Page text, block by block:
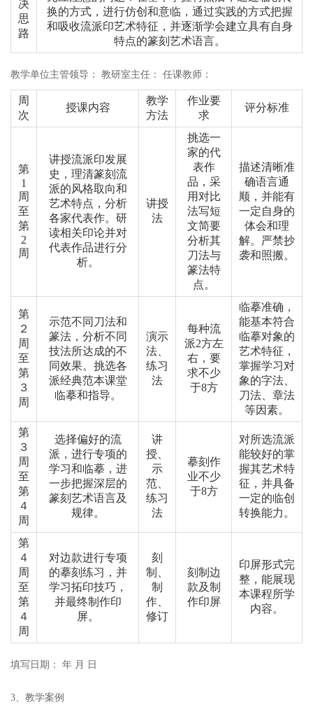
决
思
路
换的方式，进行仿创和意临，通过实践的方式把握
和吸收流派印艺术特征，并逐渐学会建立具有自身
特点的篆刻艺术语言。
教学单位主管领导： 教研室主任： 任课教师：
周
次
授课内容
教学
方法
作业要
求
评分标准
第
1
周
至
第
2
周
讲授流派印发展
史，理清篆刻流
派的风格取向和
艺术特点，分析
各家代表作。研
读相关印论并对
代表作品进行分
析。
讲授
法
挑选一
家的代
表作
品，采
用对比
法写短
文简要
分析其
刀法与
篆法特
点。
描述清晰准
确语言通
顺，并能有
一定自身的
体会和理
解。严禁抄
袭和照搬。
第
２
周
至
第
３
周
示范不同刀法和
篆法，分析不同
技法所达成的不
同效果。挑选各
派经典范本课堂
临摹和指导。
演示
法、
练习
法
每种流
派2方左
右，要
求不少
于8方
临摹准确，
能基本符合
临摹对象的
艺术特征，
掌握学习对
象的字法、
刀法、章法
等因素。
第
３
周
至
第
４
周
选择偏好的流
派，进行专项的
学习和临摹，进
一步把握深层的
篆刻艺术语言及
规律。
讲
授、
示
范、
练习
法
摹刻作
业不少
于8方
对所选流派
能较好的掌
握其艺术特
征，并具备
一定的临创
转换能力。
第
４
周
至
第
４
周
对边款进行专项
的摹刻练习，并
学习拓印技巧，
并最终制作印
屏。
刻
制、
制
作、
修订
刻制边
款及制
作印屏
印屏形式完
整，能展现
本课程所学
内容。
填写日期： 年 月 日
3、教学案例